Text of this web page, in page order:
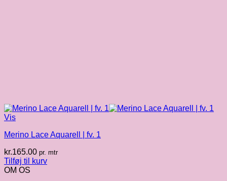
Vis
Merino Lace Aquarell | fv. 1
kr.165.00 pr. mtr
Tilføj til kurv
OM OS